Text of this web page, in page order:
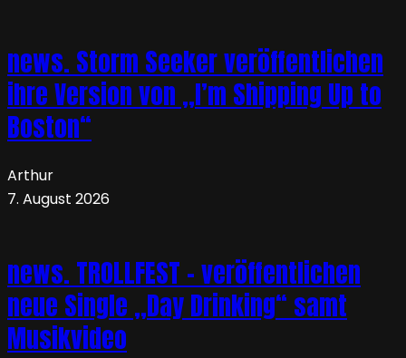
news. Storm Seeker veröffentlichen
ihre Version von „I’m Shipping Up to
Boston“
Arthur
7. August 2026
news. TROLLFEST – veröffentlichen
neue Single „Day Drinking“ samt
Musikvideo